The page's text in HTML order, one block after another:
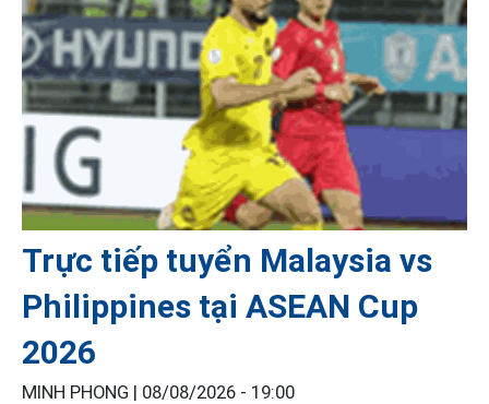
Trực tiếp tuyển Malaysia vs
Philippines tại ASEAN Cup
2026
MINH PHONG | 08/08/2026 - 19:00